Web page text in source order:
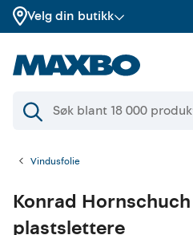
Velg din butikk
Vindusfolie
Konrad Hornschuch
plastslettere